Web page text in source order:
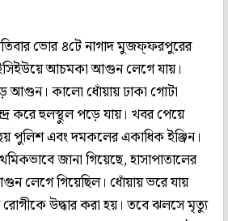
ভোর ৪টে নাগাদ মুজফ্‌ফরপুরের
আচমকা আগুন লেগে যায়।
আগুন। কালো ধোঁয়ায় ঢাকা গোটা
করে হুলস্থুল পড়ে যায়। খবর পেয়ে
পুলিশ এবং দমকলের একাধিক ইঞ্জিন।
জানা গিয়েছে, হাসাপাতালের
লেগে গিয়েছিল। ধোঁয়ায় ভরে যায়
উদ্ধার করা হয়। তবে ঝলসে মৃত্যু